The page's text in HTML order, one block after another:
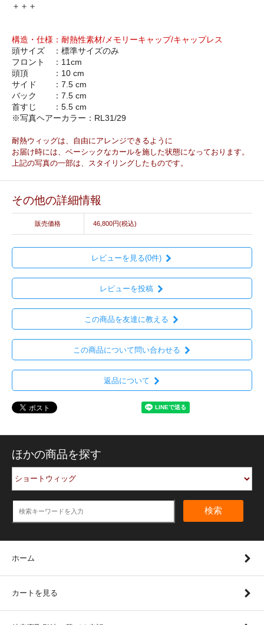
＋＋＋
構造・仕様：耐熱性素材/メモリーキャップ/キャップレス
頭サイズ ：標準サイズのみ
フロント ：11cm
頭頂 ：10 cm
サイド ：7.5 cm
バック ：7.5 cm
首すじ ：5.5 cm
※写真ヘアーカラー：RL31/29
耐熱ウィッグは、自由にアレンジできるように
お届け時には、ベーシックなカールを施した状態になっております。
上記の写真の一部は、スタイリングしたものです。
その他の詳細情報
販売価格 46,800円(税込)
レビューを見る(0件)
レビューを投稿
この商品を友達に教える
この商品について問い合わせる
返品について
ほかの商品を探す
検索
ホーム
カートを見る